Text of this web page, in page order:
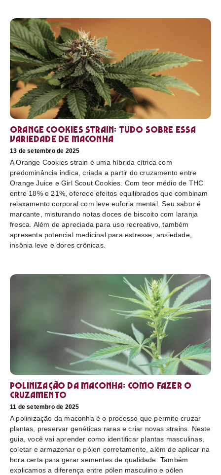
Orange Cookies strain: tudo sobre essa
variedade de maconha
13 de setembro de 2025
A Orange Cookies strain é uma híbrida cítrica com
predominância indica, criada a partir do cruzamento entre
Orange Juice e Girl Scout Cookies. Com teor médio de THC
entre 18% e 21%, oferece efeitos equilibrados que combinam
relaxamento corporal com leve euforia mental. Seu sabor é
marcante, misturando notas doces de biscoito com laranja
fresca. Além de apreciada para uso recreativo, também
apresenta potencial medicinal para estresse, ansiedade,
insônia leve e dores crônicas.
Polinização da maconha: como fazer o
cruzamento
11 de setembro de 2025
A polinização da maconha é o processo que permite cruzar
plantas, preservar genéticas raras e criar novas strains. Neste
guia, você vai aprender como identificar plantas masculinas,
coletar e armazenar o pólen corretamente, além de aplicar na
hora certa para gerar sementes de qualidade. Também
explicamos a diferença entre pólen masculino e pólen